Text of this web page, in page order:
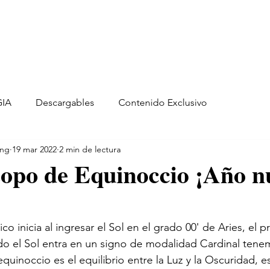
Descargables Contenido Exclusivo
de Equinoccio ¡Año
19 mar 2022 2 min de lectura
inicia al ingresar el Sol en el grado 00' de Aries, el
el Sol entra en un signo de modalidad Cardinal
es el equilibrio entre la Luz y la Oscuridad,